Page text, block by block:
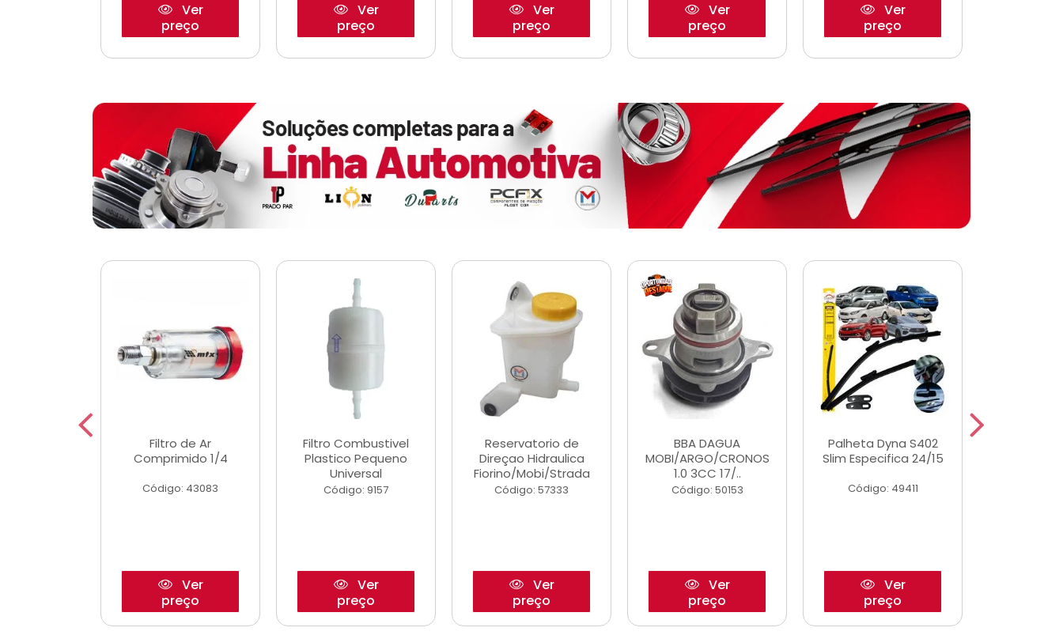
Ver
preço
Ver
preço
Ver
preço
Ver
preço
Ver
preço
Filtro de Ar
Comprimido 1/4
Código: 43083
Ver
preço
Filtro Combustivel
Plastico Pequeno
Universal
Código: 9157
Ver
preço
Reservatorio de
Direçao Hidraulica
Fiorino/Mobi/Strada
Código: 57333
Ver
preço
BBA DAGUA
MOBI/ARGO/CRONOS
1.0 3CC 17/..
Código: 50153
Ver
preço
Palheta Dyna S402
Slim Especifica 24/15
Código: 49411
Ver
preço